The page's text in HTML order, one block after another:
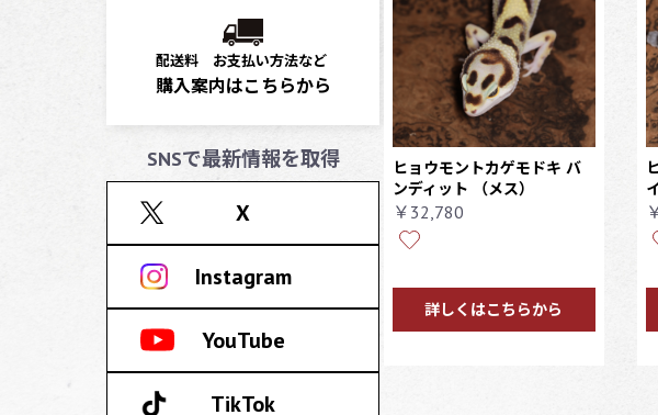
配送料 お支払い方法など
購入案内はこちらから
SNSで最新情報を取得
X
Instagram
YouTube
TikTok
ヒョウモントカゲモドキ バ
ンディット
（メス）
￥32,780
詳しくはこちらから